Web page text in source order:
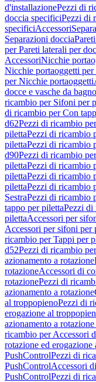
d'installazionePezzi di
doccia specificiPezzi di
specificiAccessori
Separazioni doccia
per Pareti laterali per
AccessoriNicchie
Nicchie portaoggetti per
per Nicchie portaoggetti
docce e vasche da bagno
ricambio per Sifoni per
di ricambio per Con
d62Pezzi di ricambio
pilettaPezzi di ricambio
pilettaPezzi di ricambio
d90Pezzi di ricambio
pilettaPezzi di ricambio
pilettaPezzi di ricambio
pilettaPezzi di ricambio
SestraPezzi di ricambio
tappo per pilettaPezzi di
pilettaAccessori per
Accessori per sifoni per
ricambio per Tappi per
d52Pezzi di ricambio
azionamento a rotazione
rotazioneAccessori di
rotazionePezzi di
azionamento a rotazione
al troppopienoPezzi di
erogazione al
azionamento a
ricambio per Accessori
rotazione ed
PushControlPezzi di
PushControlAccessori
PushControlPezzi di